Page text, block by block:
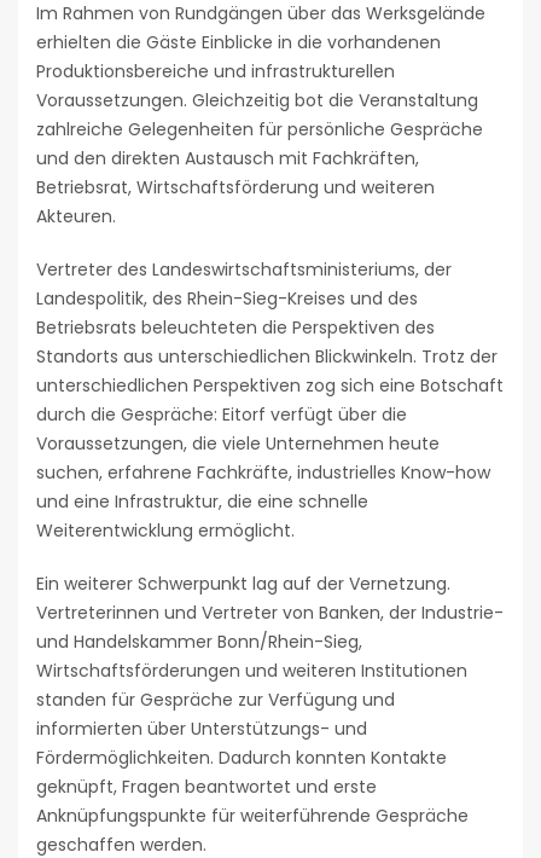
Im Rahmen von Rundgängen über das Werksgelände
erhielten die Gäste Einblicke in die vorhandenen
Produktionsbereiche und infrastrukturellen
Voraussetzungen. Gleichzeitig bot die Veranstaltung
zahlreiche Gelegenheiten für persönliche Gespräche
und den direkten Austausch mit Fachkräften,
Betriebsrat, Wirtschaftsförderung und weiteren
Akteuren.
Vertreter des Landeswirtschaftsministeriums, der
Landespolitik, des Rhein-Sieg-Kreises und des
Betriebsrats beleuchteten die Perspektiven des
Standorts aus unterschiedlichen Blickwinkeln. Trotz der
unterschiedlichen Perspektiven zog sich eine Botschaft
durch die Gespräche: Eitorf verfügt über die
Voraussetzungen, die viele Unternehmen heute
suchen, erfahrene Fachkräfte, industrielles Know-how
und eine Infrastruktur, die eine schnelle
Weiterentwicklung ermöglicht.
Ein weiterer Schwerpunkt lag auf der Vernetzung.
Vertreterinnen und Vertreter von Banken, der Industrie-
und Handelskammer Bonn/Rhein-Sieg,
Wirtschaftsförderungen und weiteren Institutionen
standen für Gespräche zur Verfügung und
informierten über Unterstützungs- und
Fördermöglichkeiten. Dadurch konnten Kontakte
geknüpft, Fragen beantwortet und erste
Anknüpfungspunkte für weiterführende Gespräche
geschaffen werden.